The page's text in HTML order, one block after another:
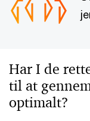
Har I de
til at
optimalt?